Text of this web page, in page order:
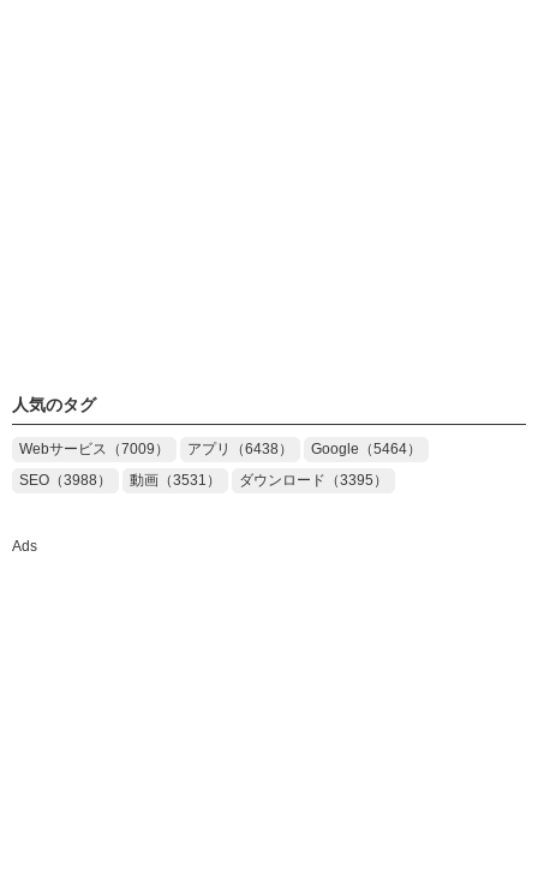
人気のタグ
Webサービス（7009） アプリ（6438）
Google（5464）
SEO（3988）
動画（3531） ダウンロード（3395）
Ads